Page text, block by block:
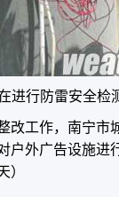
进行防雷安全检
改工作，南宁市
户外广告设施进
）